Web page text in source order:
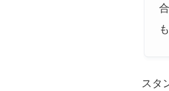
スタ